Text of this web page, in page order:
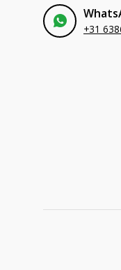
+31